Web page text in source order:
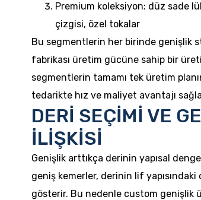
Premium koleksiyon: düz sade
çizgisi, özel tokalar
Bu segmentlerin her birinde genişlik
fabrikası üretim gücüne sahip bir
segmentlerin tamamı tek üretim
tedarikte hız ve maliyet avantajı
DERİ SEÇİMİ VE
İLİŞKİSİ
Genişlik arttıkça derinin yapısal
geniş kemerler, derinin lif
gösterir. Bu nedenle custom genişlik